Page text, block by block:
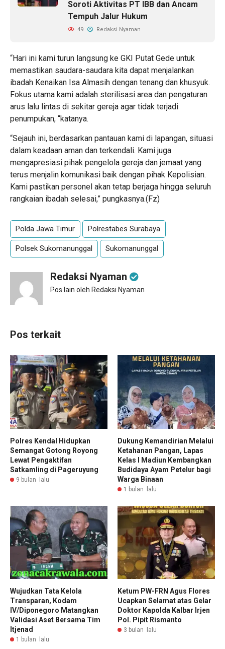
Soroti Aktivitas PT IBB dan Ancam
Tempuh Jalur Hukum
49 Redaksi Nyaman
“Hari ini kami turun langsung ke GKI Putat Gede untuk
memastikan saudara-saudara kita dapat menjalankan
ibadah Kenaikan Isa Almasih dengan tenang dan khusyuk.
Fokus utama kami adalah sterilisasi area dan pengaturan
arus lalu lintas di sekitar gereja agar tidak terjadi
penumpukan, “katanya.
“Sejauh ini, berdasarkan pantauan kami di lapangan, situasi
dalam keadaan aman dan terkendali. Kami juga
mengapresiasi pihak pengelola gereja dan jemaat yang
terus menjalin komunikasi baik dengan pihak Kepolisian.
Kami pastikan personel akan tetap berjaga hingga seluruh
rangkaian ibadah selesai,” pungkasnya.(Fz)
Polda Jawa Timur Polrestabes Surabaya
Polsek Sukomanunggal Sukomanunggal
Redaksi Nyaman
Pos lain oleh Redaksi Nyaman
Pos terkait
Polres Kendal Hidupkan
Semangat Gotong Royong
Lewat Pengaktifan
Satkamling di Pageruyung
9 bulan lalu
Dukung Kemandirian Melalui
Ketahanan Pangan, Lapas
Kelas I Madiun Kembangkan
Budidaya Ayam Petelur bagi
Warga Binaan
1 bulan lalu
Wujudkan Tata Kelola
Transparan, Kodam
IV/Diponegoro Matangkan
Validasi Aset Bersama Tim
Itjenad
1 bulan lalu
Ketum PW-FRN Agus Flores
Ucapkan Selamat atas Gelar
Doktor Kapolda Kalbar Irjen
Pol. Pipit Rismanto
3 bulan lalu